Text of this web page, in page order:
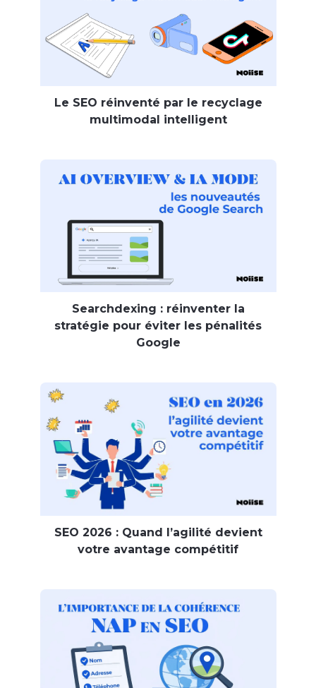
Le SEO réinventé par le recyclage
multimodal intelligent
Searchdexing : réinventer la
stratégie pour éviter les pénalités
Google
SEO 2026 : Quand l’agilité devient
votre avantage compétitif